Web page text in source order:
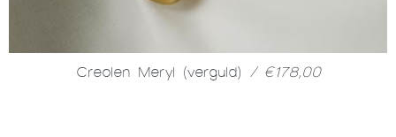
Creolen Meryl (verguld) / €178,00